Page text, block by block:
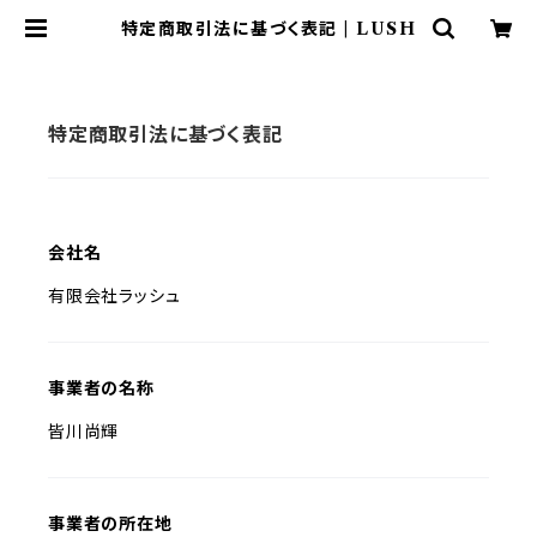
特定商取引法に基づく表記 | LUSH
特定商取引法に基づく表記
会社名
有限会社ラッシュ
事業者の名称
皆川尚輝
事業者の所在地